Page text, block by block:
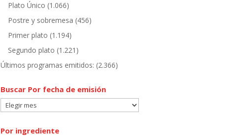
Plato Único (1.066)
Postre y sobremesa (456)
Primer plato (1.194)
Segundo plato (1.221)
Últimos programas emitidos: (2.366)
Buscar Por fecha de emisión
Buscar
Por
fecha
Por ingrediente